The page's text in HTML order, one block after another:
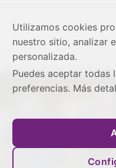
Utilizamos cookies
nuestro sitio, analizar
personalizada.
Puedes aceptar todas
preferencias. Más